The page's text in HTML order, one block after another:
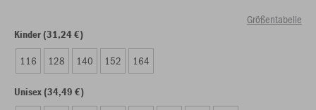
Größentabelle
Kinder (31,24 €)
116 128 140 152 164
Unisex (34,49 €)